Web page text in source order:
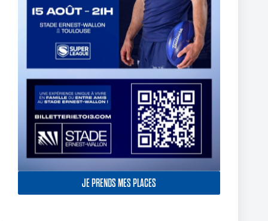
JE PRENDS MES PLACES
C’est la reprise des entraînements à l’Association du TO !
3 septembre 2024